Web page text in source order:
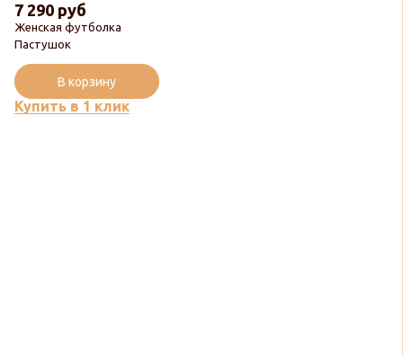
Женская футболка
Пастушок
7 290 руб
Купить в 1 клик
В корзину